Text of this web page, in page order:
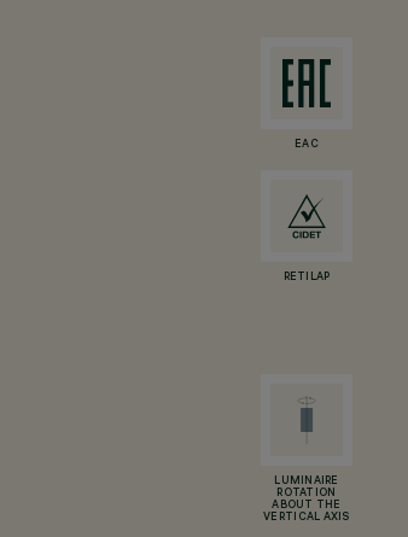
EAC
RETILAP
LUMINAIRE
ROTATION
ABOUT THE
VERTICAL AXIS